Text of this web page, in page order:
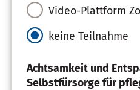
Video-Plattform
keine Teilnahme
Achtsamkeit und
Selbstfürsorge für